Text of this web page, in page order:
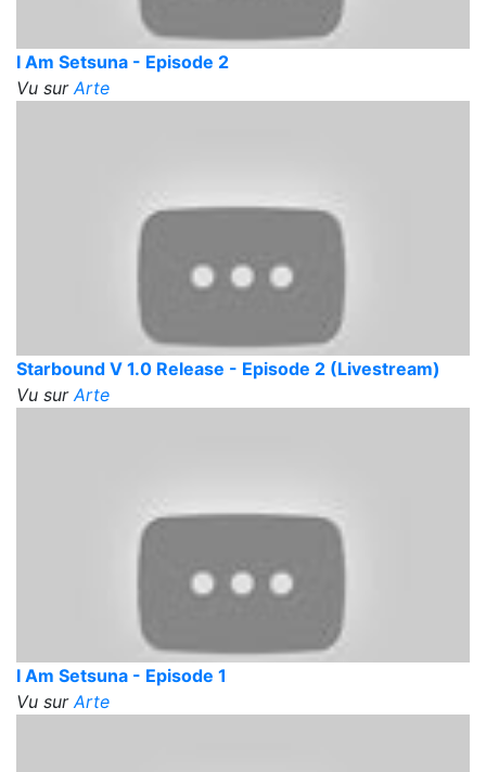
I Am Setsuna - Episode 2
Vu surArte
Starbound V 1.0 Release - Episode 2 (Livestream)
Vu surArte
I Am Setsuna - Episode 1
Vu surArte